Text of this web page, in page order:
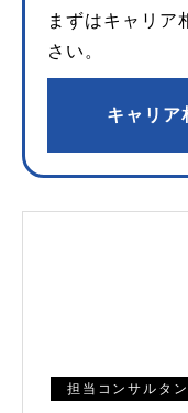
まずはキャリア
さい。
キャリ
担当コンサルタン